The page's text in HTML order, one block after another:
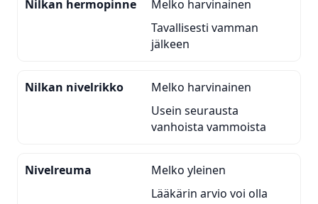
Nilkan hermopinne
Melko harvinainen
Tavallisesti vamman
jälkeen
Nilkan nivelrikko
Melko harvinainen
Usein seurausta
vanhoista vammoista
Nivelreuma
Melko yleinen
Lääkärin arvio voi olla